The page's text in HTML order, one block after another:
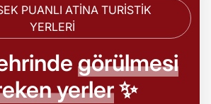
PUANLI ATINA TURISTIK
YERLERI
görülmesi
yerler✨